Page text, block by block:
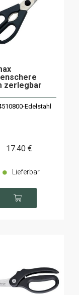
zerlegbar
Edelstahl
17.40 €
Lieferbar